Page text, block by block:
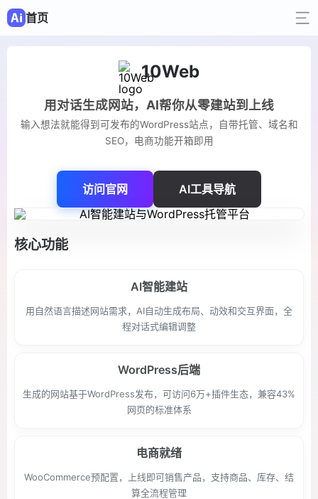
首页
10Web
用对话生成网站，AI帮你从零建站到上线
输入想法就能得到可发布的WordPress站点，自带托管、域名和
SEO，电商功能开箱即用
访问官网 AI工具导航
核心功能
AI智能建站
用自然语言描述网站需求，AI自动生成布局、动效和交互界面，全
程对话式编辑调整
WordPress后端
生成的网站基于WordPress发布，可访问6万+插件生态，兼容43%
网页的标准体系
电商就绪
WooCommerce预配置，上线即可销售产品，支持商品、库存、结
算全流程管理